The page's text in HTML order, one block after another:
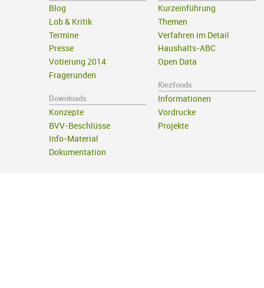
Blog
Lob & Kritik
Termine
Presse
Votierung 2014
Fragerunden
Downloads
Konzepte
BVV-Beschlüsse
Info-Material
Dokumentation
Kurzeinführung
Themen
Verfahren im Detail
Haushalts-ABC
Open Data
Kiezfonds
Informationen
Vordrucke
Projekte